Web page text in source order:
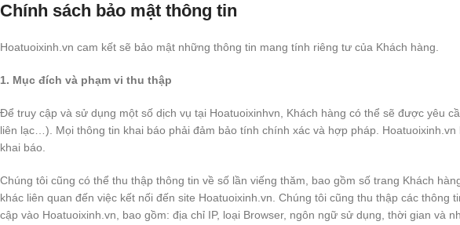
Chính sách bảo mật thông tin
Hoatuoixinh.vn cam kết sẽ bảo mật những thông tin mang tính riêng tư của Khách hàng.
1. Mục đích và phạm vi thu thập
Để truy cập và sử dụng một số dịch vụ tại Hoatuoixinhvn, Khách hàng có thể sẽ được yêu
liên lạc…). Mọi thông tin khai báo phải đảm bảo tính chính xác và hợp pháp.
khai báo.
Chúng tôi cũng có thể thu thập thông tin về số lần viếng thăm, bao gồm số trang Khách
khác liên quan đến việc kết nối đến site Hoatuoixinh.vn. Chúng tôi cũng thu thập các
cập vào Hoatuoixinh.vn, bao gồm: địa chỉ IP, loại Browser, ngôn ngữ sử dụng, thời gian và